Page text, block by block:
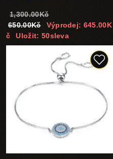
1,300.00Kč
650.00Kč
Výprodej: 645.00K
č
Uložit: 50sleva